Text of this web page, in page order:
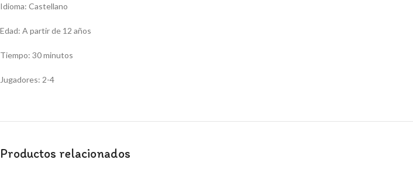
Idioma: Castellano
Edad: A partir de 12 años
Tiempo: 30 minutos
Jugadores: 2-4
Productos relacionados